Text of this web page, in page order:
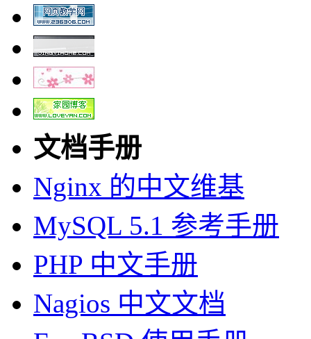
文档手册
Nginx 的中文维基
MySQL 5.1 参考手册
PHP 中文手册
Nagios 中文文档